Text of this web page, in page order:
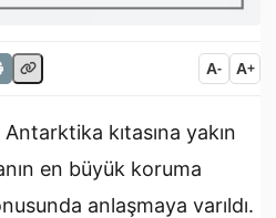
A- A+
kıtasına yakın
en büyük koruma
anlaşmaya varıldı.